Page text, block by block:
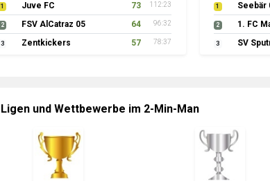
1 Juve FC 73 112:23
2 FSV AlCatraz 05 64 96:32
3 Zentkickers 57 78:37
1 Seebär
2 1. FC
3 SV
Ligen und Wettbewerbe im 2-Min-Man